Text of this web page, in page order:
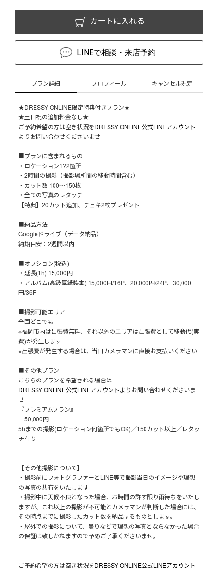
カートに入れる
LINEで相談・来店予約
プラン詳細 プロフィール キャンセル規定
★DRESSY ONLINE限定特典付きプラン★
★土日祝の追加料金なし★
ご予約希望の方は空き状況をDRESSY ONLINE公式LINEアカウント
よりお問い合わせくださいませ
■プランに含まれるもの
・ロケーション1?2箇所
・2時間の撮影（撮影場所間の移動時間含む）
・カット数 100〜150枚
・全ての写真のレタッチ
【特典】20カット追加、チェキ2枚プレゼント
■納品方法
Googleドライブ（データ納品）
納期目安：2週間以内
■オプション(税込)
・延長(1h) 15,000円
・アルバム(高級厚紙製本) 15,000円/16P、20,000円/24P、30,000
円/36P
■撮影可能エリア
全国どこでも
※福岡市内は出張費無料、それ以外のエリアは出張費として移動代(実
費)が発生します
※出張費が発生する場合は、当日カメラマンに直接お支払いください
■その他プラン
こちらのプランを希望される場合は
DRESSY ONLINE公式LINEアカウントよりお問い合わせくださいま
せ
『プレミアムプラン』
50,000円
5hまでの撮影(ロケーション何箇所でもOK)／150カット以上／レタッ
チ有り
【その他撮影について】
・撮影前にフォトグラファーとLINE等で撮影当日のイメージや理想
の写真の共有をいたします
・撮影中に天候不良となった場合、お時間の許す限り雨待ちをいたし
ますが、これ以上の撮影が不可能とカメラマンが判断した場合には、
その時点までに撮影したカット数を納品するものとします。
・屋外での撮影について、曇りなどで理想の写真とならなかった場合
の保証は致しかねますので予めご了承くださいませ。
-------------------
ご予約希望の方は空き状況をDRESSY ONLINE公式LINEアカウント